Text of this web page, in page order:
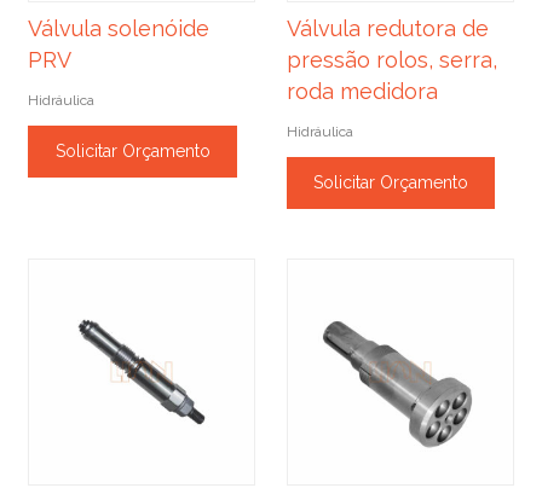
Válvula solenóide
PRV
Hidráulica
Solicitar Orçamento
Válvula redutora de
pressão rolos, serra,
roda medidora
Hidráulica
Solicitar Orçamento